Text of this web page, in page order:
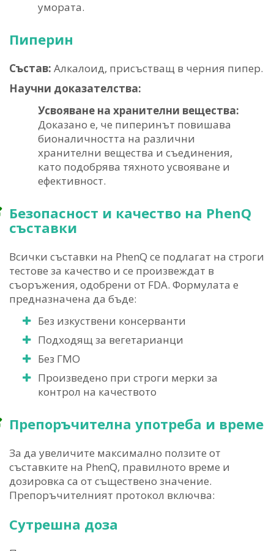
умората.
Пиперин
Състав: Алкалоид, присъстващ в черния пипер.
Научни доказателства:
Усвояване на хранителни вещества:
Доказано е, че пиперинът повишава
бионаличността на различни
хранителни вещества и съединения,
като подобрява тяхното усвояване и
ефективност.
Безопасност и качество на PhenQ
съставки
Всички съставки на PhenQ се подлагат на строги
тестове за качество и се произвеждат в
съоръжения, одобрени от FDA. Формулата е
предназначена да бъде:
Без изкуствени консерванти
Подходящ за вегетарианци
Без ГМО
Произведено при строги мерки за
контрол на качеството
Препоръчителна употреба и време
За да увеличите максимално ползите от
съставките на PhenQ, правилното време и
дозировка са от съществено значение.
Препоръчителният протокол включва:
Сутрешна доза